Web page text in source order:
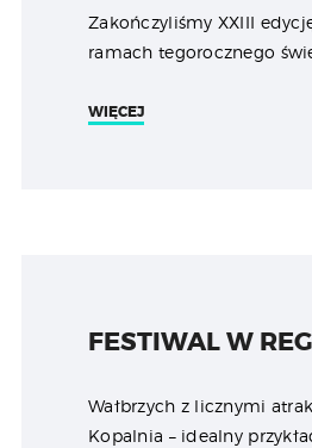
Zakończyliśmy XXIII
ramach tegorocznego
WIĘCEJ
FESTIWAL W
Wałbrzych z licznymi
Kopalnia – idealny